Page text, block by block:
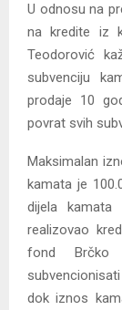
U odnosu na
na kredite iz
Teodorović
subvenciju
prodaje 10
povrat svih
Maksimalan
kamata je
dijela kamata
realizovao
fond Brčko
dok iznos